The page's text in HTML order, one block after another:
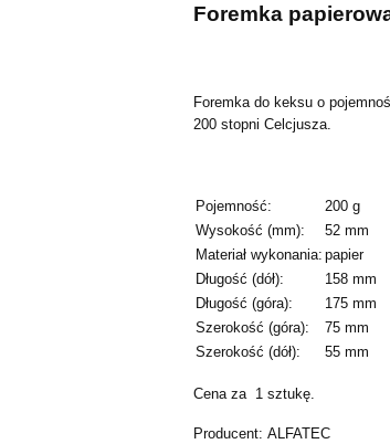
Foremka
Foremka do keksu o
200 stopni Celcjusza.
Pojemność:
200 g
Wysokość (mm):
52 mm
Materiał wykonania: papier
Długość (dół):
158 mm
Długość (góra):
175 mm
Szerokość (góra):
75 mm
Szerokość (dół):
55 mm
Cena za 1 sztukę.
Producent: ALFATEC